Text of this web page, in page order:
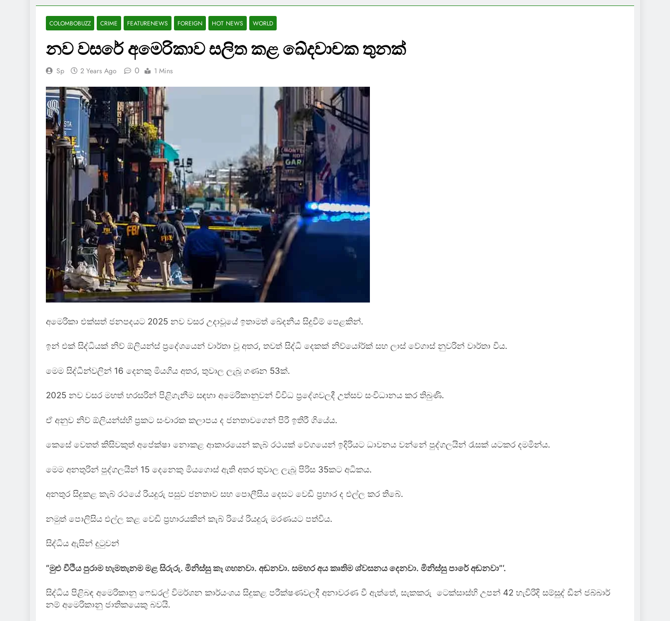
COLOMBOBUZZ CRIME FEATURENEWS FOREIGN HOT NEWS WORLD
නව වසරේ අමෙරිකාව සලිත කළ ඛේදවාචක තුනක්
Sp 2 Years Ago 0 1 Mins
අමෙරිකා එක්සත් ජනපදයට 2025 නව වසර උදාවූයේ ඉතාමත් ඛේදනීය සිදුවීම් පෙළකින්.
ඉන් එක් සිද්ධියක් නිව් ඕලියන්ස් ප්‍රදේශයෙන් වාර්තා වූ අතර, තවත් සිද්ධි දෙකක් නිව්යෝර්ක් සහ ලාස් වේගාස් නුවරින් වාර්තා විය.
මෙම සිද්ධීන්වලින් 16 දෙනකු මියගිය අතර, තුවාල ලැබූ ගණන 53ක්.
2025 නව වසර මහත් හරසරින් පිළිගැනීම සඳහා අමෙරිකානුවන් විවිධ ප්‍රදේශවලදී උත්සව සංවිධානය කර තිබුණි.
ඒ අනුව නිව් ඕලියන්ස්හි ප්‍රකට සංචාරක කලාපය ද ජනතාවගෙන් පිරී ඉතිරී ගියේය.
කෙසේ වෙතත් කිසිවකුත් අපේක්ෂා නොකළ ආකාරයෙන් කැබ් රථයක් වේගයෙන් ඉදිරියට ධාවනය වන්නේ පුද්ගලයින් රැසක් යටකර දමමින්ය.
මෙම අනතුරින් පුද්ගලයින් 15 දෙනෙකු මියගොස් ඇති අතර තුවාල ලැබූ පිරිස 35කට අධිකය.
අනතුර සිදුකළ කැබ් රථයේ රියදුරු පසුව ජනතාව සහ පොලීසිය දෙසට වෙඩි ප්‍රහාර ද එල්ල කර තිබේ.
නමුත් පොලිසිය එල්ල කළ වෙඩි ප්‍රහාරයකින් කැබ් රියේ රියදුරු මරණයට පත්විය.
සිද්ධිය ඇසින් දුටුවන්
“මුළු වීථිය පුරාම හැමතැනම මළ සිරුරු. මිනිස්සු කෑ ගහනවා. අඬනවා. සමහර අය කෘතිම ශ්වසනය දෙනවා. මිනිස්සු පාරේ අඬනවා”‘.
සිද්ධිය පිළිබඳ අමෙරිකානු ෆෙඩරල් විමර්ශන කාර්යංශය සිදුකළ පරීක්ෂණවලදී අනාවරණ වී ඇත්තේ, සැකකරු ටෙක්සාස්හි උපන් 42 හැවිරිදි සම්සුද් ඩීන් ජබ්බාර්
නම් අමෙරිකානු ජාතිකයෙකු බවයි.